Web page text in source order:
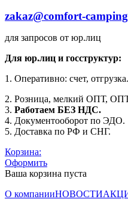
zakaz@comfort-
для запросов от юр.лиц
Для юр.лиц и госструктур:
1. Оперативно: счет, отгрузка.
2. Розница, мелкий ОПТ,
3. Работаем БЕЗ НДС.
4. Документооборот по ЭДО.
5. Доставка по РФ и СНГ.
Корзина:
Оформить
Ваша корзина пуста
О компанииНОВОСТИ